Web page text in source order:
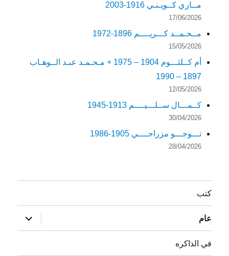
مــاري كــويـنـي 1916-2003
17/06/2026
مــحـمــد كـــريــــم 1896-1972
15/05/2026
أم كــلثـــوم 1904 – 1975 + مـحـمـد عبـد الــوهـاب
1897 – 1990
12/05/2026
كــمـــال ســلـــيــــم 1913-1945
30/04/2026
تـــوجـــو مزراحــــي 1905-1986
28/04/2026
كتب
عام
توسيع
القائمة
الفرعية
في الذاكره